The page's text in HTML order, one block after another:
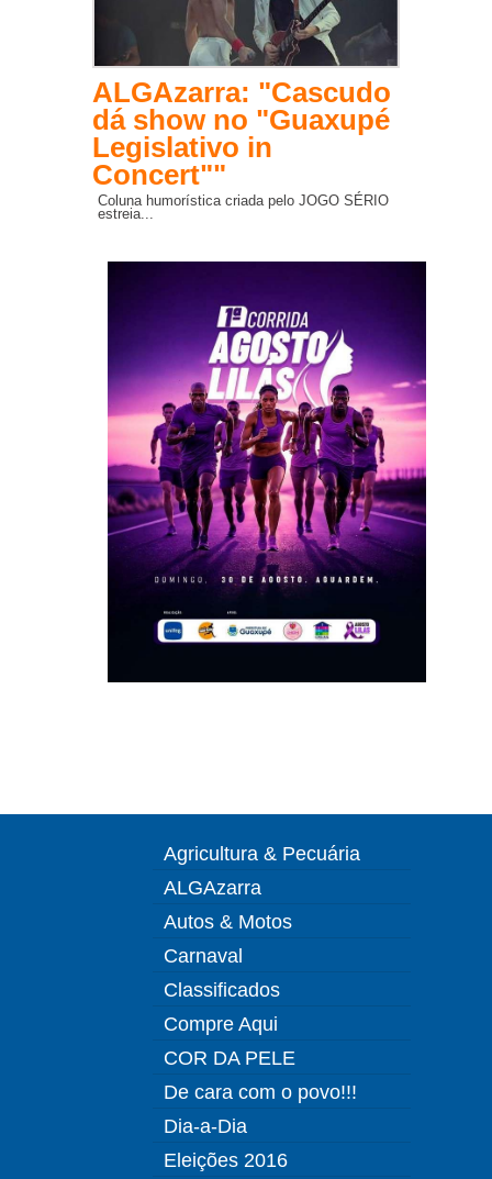
ALGAzarra: "Cascudo
dá show no "Guaxupé
Legislativo in
Concert""
Coluna humorística criada pelo JOGO SÉRIO
estreia...
Agricultura & Pecuária
ALGAzarra
Autos & Motos
Carnaval
Classificados
Compre Aqui
COR DA PELE
De cara com o povo!!!
Dia-a-Dia
Eleições 2016